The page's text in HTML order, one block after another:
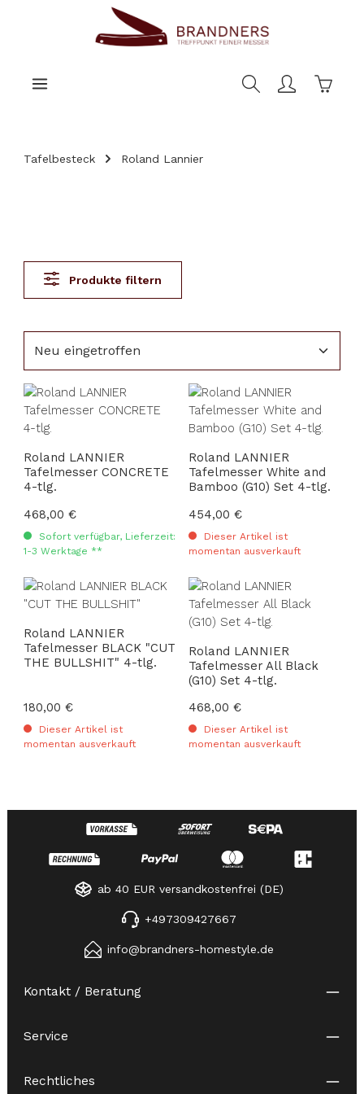
Tafelbesteck Roland Lannier
Produkte filtern
Roland LANNIER
Tafelmesser CONCRETE
4-tlg.
Regulärer Preis:
468,00 €
Sofort verfügbar, Lieferzeit:
1-3 Werktage **
Roland LANNIER
Tafelmesser White and
Bamboo (G10) Set 4-tlg.
Regulärer Preis:
454,00 €
Dieser Artikel ist
momentan ausverkauft
Roland LANNIER
Tafelmesser BLACK "CUT
THE BULLSHIT" 4-tlg.
Regulärer Preis:
180,00 €
Dieser Artikel ist
momentan ausverkauft
Roland LANNIER
Tafelmesser All Black
(G10) Set 4-tlg.
Regulärer Preis:
468,00 €
Dieser Artikel ist
momentan ausverkauft
ab 40 EUR versandkostenfrei (DE)
+497309427667
info@brandners-homestyle.de
Kontakt / Beratung
Service
Rechtliches